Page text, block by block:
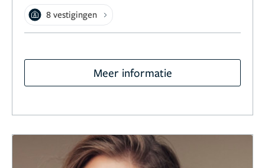
8 vestigingen
Meer informatie